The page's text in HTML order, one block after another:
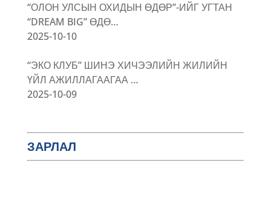
“ОЛОН УЛСЫН ОХИДЫН ӨДӨР”-ИЙГ УГТАН
“DREAM BIG” ӨДӨ…
2025-10-10
“ЭКО КЛУБ” ШИНЭ ХИЧЭЭЛИЙН ЖИЛИЙН
ҮЙЛ АЖИЛЛАГААГАА …
2025-10-09
ЗАРЛАЛ